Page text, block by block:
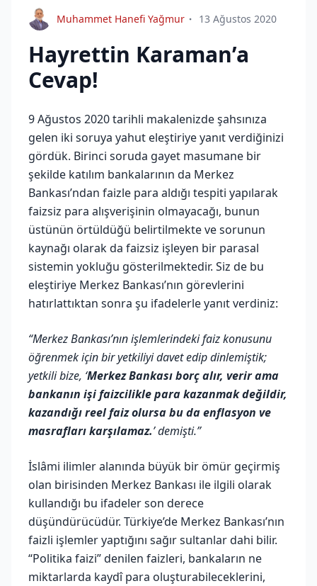
Muhammet Hanefi Yağmur 13 Ağustos 2020
Hayrettin Karaman’a
Cevap!
9 Ağustos 2020 tarihli makalenizde şahsınıza
gelen iki soruya yahut eleştiriye yanıt verdiğinizi
gördük. Birinci soruda gayet masumane bir
şekilde katılım bankalarının da Merkez
Bankası’ndan faizle para aldığı tespiti yapılarak
faizsiz para alışverişinin olmayacağı, bunun
üstünün örtüldüğü belirtilmekte ve sorunun
kaynağı olarak da faizsiz işleyen bir parasal
sistemin yokluğu gösterilmektedir. Siz de bu
eleştiriye Merkez Bankası’nın görevlerini
hatırlattıktan sonra şu ifadelerle yanıt verdiniz:
“Merkez Bankası’nın işlemlerindeki faiz konusunu
öğrenmek için bir yetkiliyi davet edip dinlemiştik;
yetkili bize, ‘Merkez Bankası borç alır, verir ama
bankanın işi faizcilikle para kazanmak değildir,
kazandığı reel faiz olursa bu da enflasyon ve
masrafları karşılamaz.’ demişti.”
İslâmi ilimler alanında büyük bir ömür geçirmiş
olan birisinden Merkez Bankası ile ilgili olarak
kullandığı bu ifadeler son derece
düşündürücüdür. Türkiye’de Merkez Bankası’nın
faizli işlemler yaptığını sağır sultanlar dahi bilir.
“Politika faizi” denilen faizleri, bankaların ne
miktarlarda kaydî para oluşturabileceklerini,